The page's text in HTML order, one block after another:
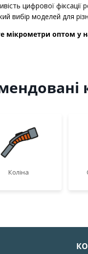
цифрової фіксації
вибір моделей для
мікрометри оптом у
Коліна